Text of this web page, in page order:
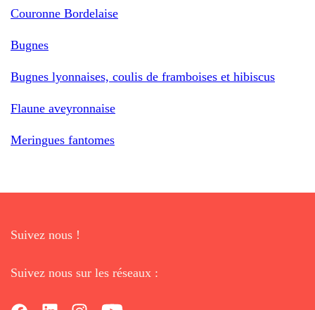
Couronne Bordelaise
Bugnes
Bugnes lyonnaises, coulis de framboises et hibiscus
Flaune aveyronnaise
Meringues fantomes
Suivez nous !
Suivez nous sur les réseaux :